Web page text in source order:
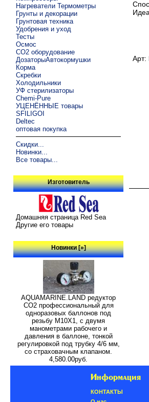
Нагреватели Термометры
Грунты и декорации
Грунтовая техника
Удобрения и уход
Тесты
Осмос
CO2 оборудование
ДозаторыАвтокормушки
Корма
Скребки
Холодильники
УФ стерилизаторы
Chemi-Pure
УЦЕНЁННЫЕ товары
SFILIGOI
Deltec
оптовая покупка
Скидки...
Новинки...
Все товары...
Изготовитель
Домашняя страница Red Sea
Другие его товары
Новинки [»]
AQUAMARINE.LAND редуктор
СО2 профессиональный для
одноразовых баллонов под
резьбу M10X1, с двумя
манометрами рабочего и
давления в баллоне, тонкой
регулировкой под трубку 4/6 мм,
со страховачным клапаном.
4,580.00руб.
Арт:
Информация
КОНТАКТЫ